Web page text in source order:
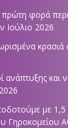
πρώτη φορά
Ιούλιο 2026
και
με 1,5
Γηροκομείου